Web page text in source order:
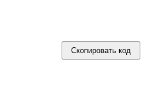
Скопировать код